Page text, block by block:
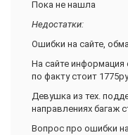
Пока не нашла
Недостатки:
Ошибки на сайте,
На сайте информация
по факту стоит
Девушка из тех.
направлениях багаж
Вопрос про ошибки